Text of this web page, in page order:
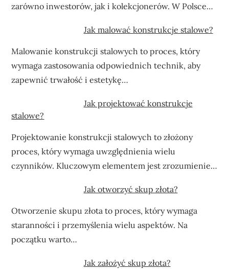
zarówno inwestorów, jak i kolekcjonerów. W Polsce…
Jak malować konstrukcje stalowe?
Malowanie konstrukcji stalowych to proces, który
wymaga zastosowania odpowiednich technik, aby
zapewnić trwałość i estetykę…
Jak projektować konstrukcje
stalowe?
Projektowanie konstrukcji stalowych to złożony
proces, który wymaga uwzględnienia wielu
czynników. Kluczowym elementem jest zrozumienie…
Jak otworzyć skup złota?
Otworzenie skupu złota to proces, który wymaga
staranności i przemyślenia wielu aspektów. Na
początku warto…
Jak założyć skup złota?